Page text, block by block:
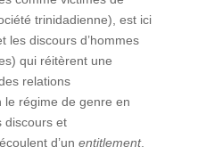
trinidadienne), est ici
les discours d’hommes
qui réitèrent une
relations
le régime de genre en
discours et
d’un entitlement,